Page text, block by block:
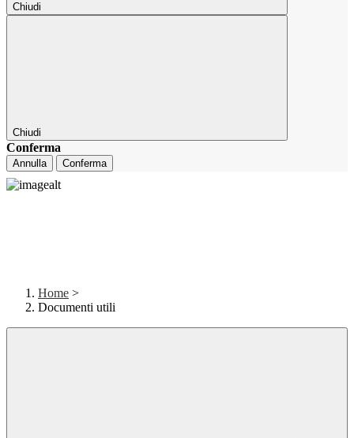
Chiudi
Chiudi
Conferma
Annulla Conferma
Home >
Documenti utili